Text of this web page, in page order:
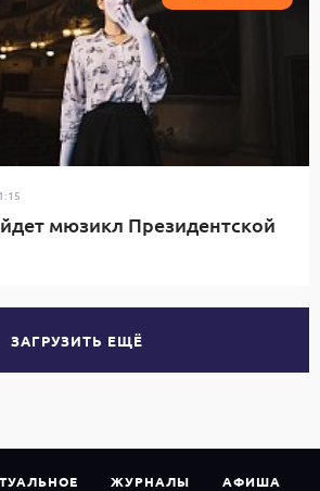
мюзикл Президентской
ЗАГРУЗИТЬ ЕЩЁ
ЖУРНАЛЫ
АФИША